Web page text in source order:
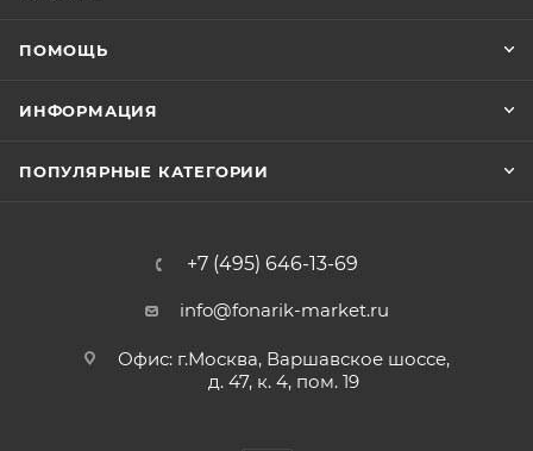
ПОМОЩЬ
ИНФОРМАЦИЯ
ПОПУЛЯРНЫЕ КАТЕГОРИИ
+7 (495) 646-13-69
info@fonarik-market.ru
Офис: г.Москва, Варшавское шоссе,
д. 47, к. 4, пом. 19